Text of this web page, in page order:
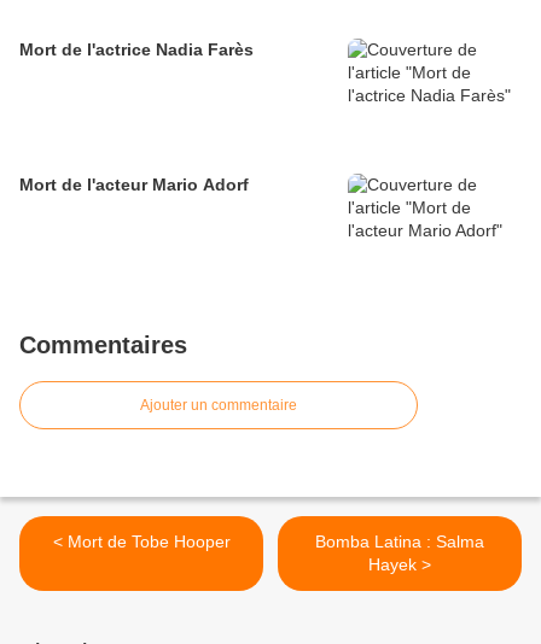
Mort de l'actrice Nadia Farès
Mort de l'acteur Mario Adorf
Commentaires
Ajouter un commentaire
< Mort de Tobe Hooper
Bomba Latina : Salma
Hayek >